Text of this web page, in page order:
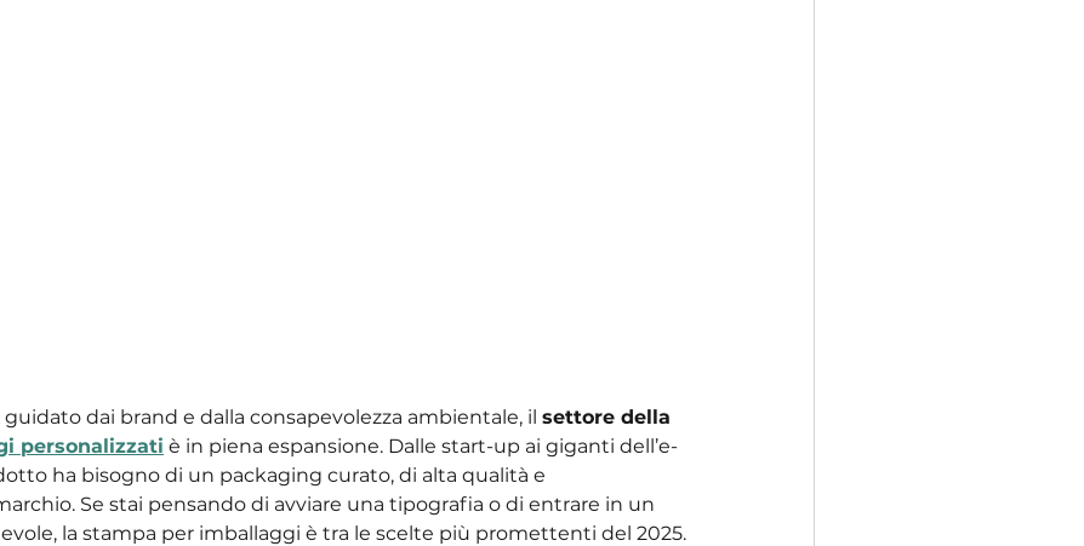
dai brand e dalla consapevolezza ambientale, il settore della
personalizzati è in piena espansione. Dalle start-up ai giganti dell’e-
ha bisogno di un packaging curato, di alta qualità e
Se stai pensando di avviare una tipografia o di entrare in un
la stampa per imballaggi è tra le scelte più promettenti del 2025.